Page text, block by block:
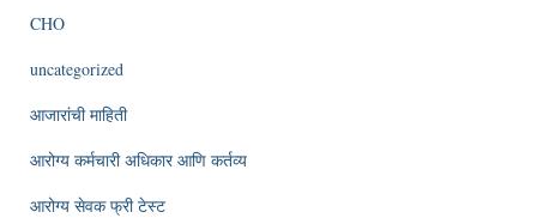
CHO
uncategorized
आजारांची माहिती
आरोग्य कर्मचारी अधिकार आणि कर्तव्य
आरोग्य सेवक फ्री टेस्ट